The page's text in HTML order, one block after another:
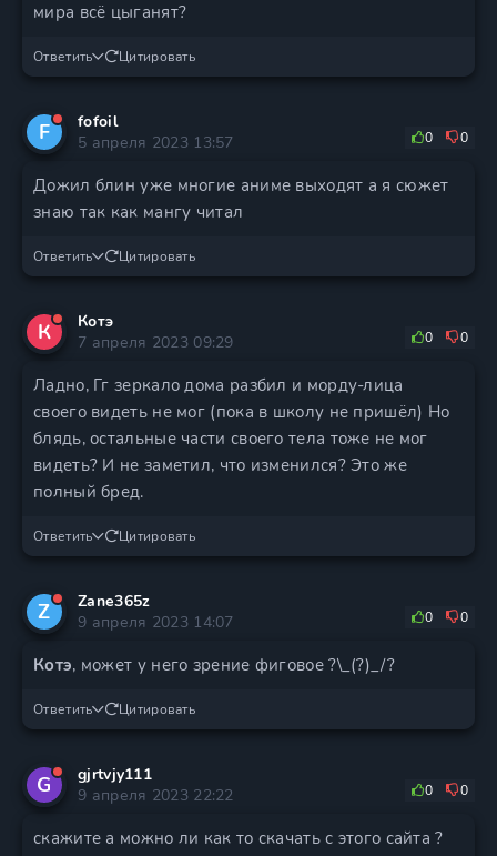
мира всё цыганят?
Ответить Цитировать
F
fofoil
5 апреля 2023 13:57
0 0
Дожил блин уже многие аниме выходят а я сюжет
знаю так как мангу читал
Ответить Цитировать
К
Котэ
7 апреля 2023 09:29
0 0
Ладно, Гг зеркало дома разбил и морду-лица
своего видеть не мог (пока в школу не пришёл) Но
блядь, остальные части своего тела тоже не мог
видеть? И не заметил, что изменился? Это же
полный бред.
Ответить Цитировать
Z
Zane365z
9 апреля 2023 14:07
0 0
Котэ, может у него зрение фиговое ?\_(?)_/?
Ответить Цитировать
G
gjrtvjy111
9 апреля 2023 22:22
0 0
скажите а можно ли как то скачать с этого сайта ?